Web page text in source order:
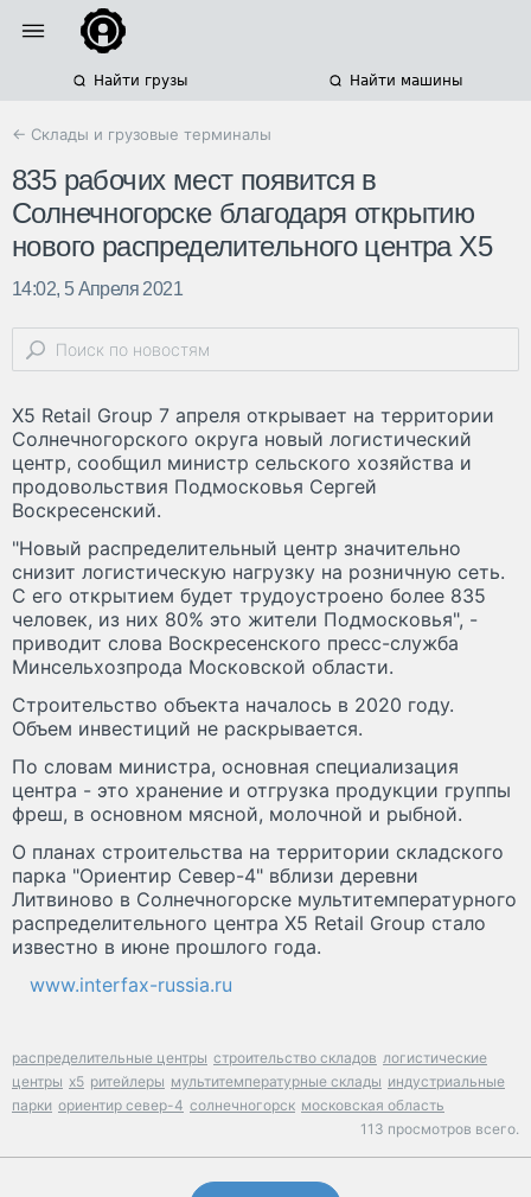
Найти грузы Найти машины
← Склады и грузовые терминалы
835 рабочих мест появится в
Солнечногорске благодаря открытию
нового распределительного центра X5
14:02, 5 Апреля 2021
X5 Retail Group 7 апреля открывает на территории
Солнечногорского округа новый логистический
центр, сообщил министр сельского хозяйства и
продовольствия Подмосковья Сергей
Воскресенский.
"Новый распределительный центр значительно
снизит логистическую нагрузку на розничную сеть.
С его открытием будет трудоустроено более 835
человек, из них 80% это жители Подмосковья", -
приводит слова Воскресенского пресс-служба
Минсельхозпрода Московской области.
Строительство объекта началось в 2020 году.
Объем инвестиций не раскрывается.
По словам министра, основная специализация
центра - это хранение и отгрузка продукции группы
фреш, в основном мясной, молочной и рыбной.
О планах строительства на территории складского
парка "Ориентир Север-4" вблизи деревни
Литвиново в Солнечногорске мультитемпературного
распределительного центра X5 Retail Group стало
известно в июне прошлого года.
www.interfax-russia.ru
распределительные центры строительство складов логистические
центры x5 ритейлеры мультитемпературные склады индустриальные
парки ориентир север-4 солнечногорск московская область
113 просмотров всего.